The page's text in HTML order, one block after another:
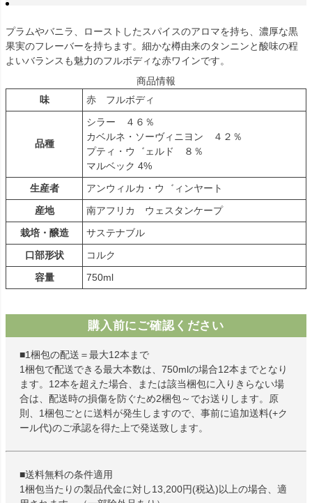
プラムやバニラ、ローストしたスパイスのアロマを持ち、濃厚な黒
果実のフレーバーを持ちます。細かな樽由来のタンニンと酸味の程
よいバランスも魅力のフルボディな赤ワインです。
商品情報
味
赤 フルボディ
品種
シラー ４６％
カベルネ・ソーヴィニヨン ４２％
プティ・ウ゛ェルド ８％
マルベック 4%
生産者
アンウィルカ・ウ゛ィンヤート
産地
南アフリカ ウェスタンケープ
栽培・醸造
サステナブル
口部形状
コルク
容量
750ml
購入前にご確認ください
■1梱包の配送＝最大12本まで
1梱包で配送できる最大本数は、750mlの場合12本までとなり
ます。12本を超えた場合、または該当梱包に入りきらない場
合は、配送時の損傷を防ぐため2梱包～でお送りします。原
則、1梱包ごとに送料が発生しますので、事前に追加送料(+ク
ール代)のご承認を得た上で発送致します。
■送料無料の条件適用
1梱包当たりの製品代金に対し13,200円(税込)以上の場合、適